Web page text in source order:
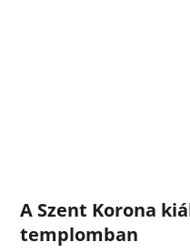
A Szent Korona
templomban